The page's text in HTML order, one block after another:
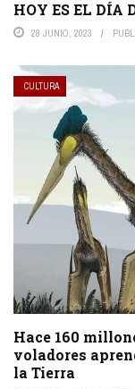
HOY ES EL DÍA
28 JUNIO, 2023
CULTURA
Hace 160
voladores
la Tierra